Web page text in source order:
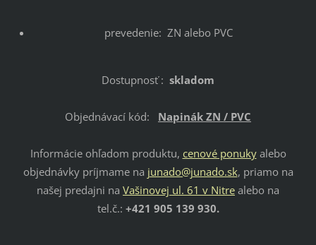
prevedenie: ZN alebo PVC
Dostupnosť : skladom
Objednávací kód: Napinák ZN / PVC
Informácie ohľadom produktu, cenové ponukyalebo
objednávky príjmame na junado@junado.sk, priamo na
našej predajni na Vašinovej ul. 61 v Nitre alebo na
tel.č.: +421 905 139 930.